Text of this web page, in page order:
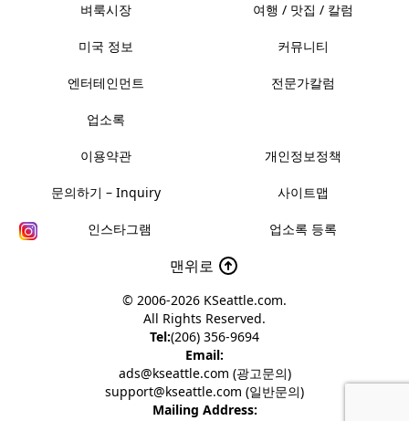
벼룩시장 여행 / 맛집 / 칼럼
미국 정보 커뮤니티
엔터테인먼트 전문가칼럼
업소록
이용약관 개인정보정책
문의하기 – Inquiry 사이트맵
인스타그램 업소록 등록
맨위로
© 2006-2026 KSeattle.com.
All Rights Reserved.
Tel:(206) 356-9694
Email:
ads@kseattle.com (광고문의)
support@kseattle.com (일반문의)
Mailing Address: